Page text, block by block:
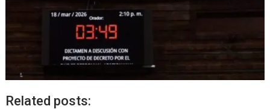
Related posts: